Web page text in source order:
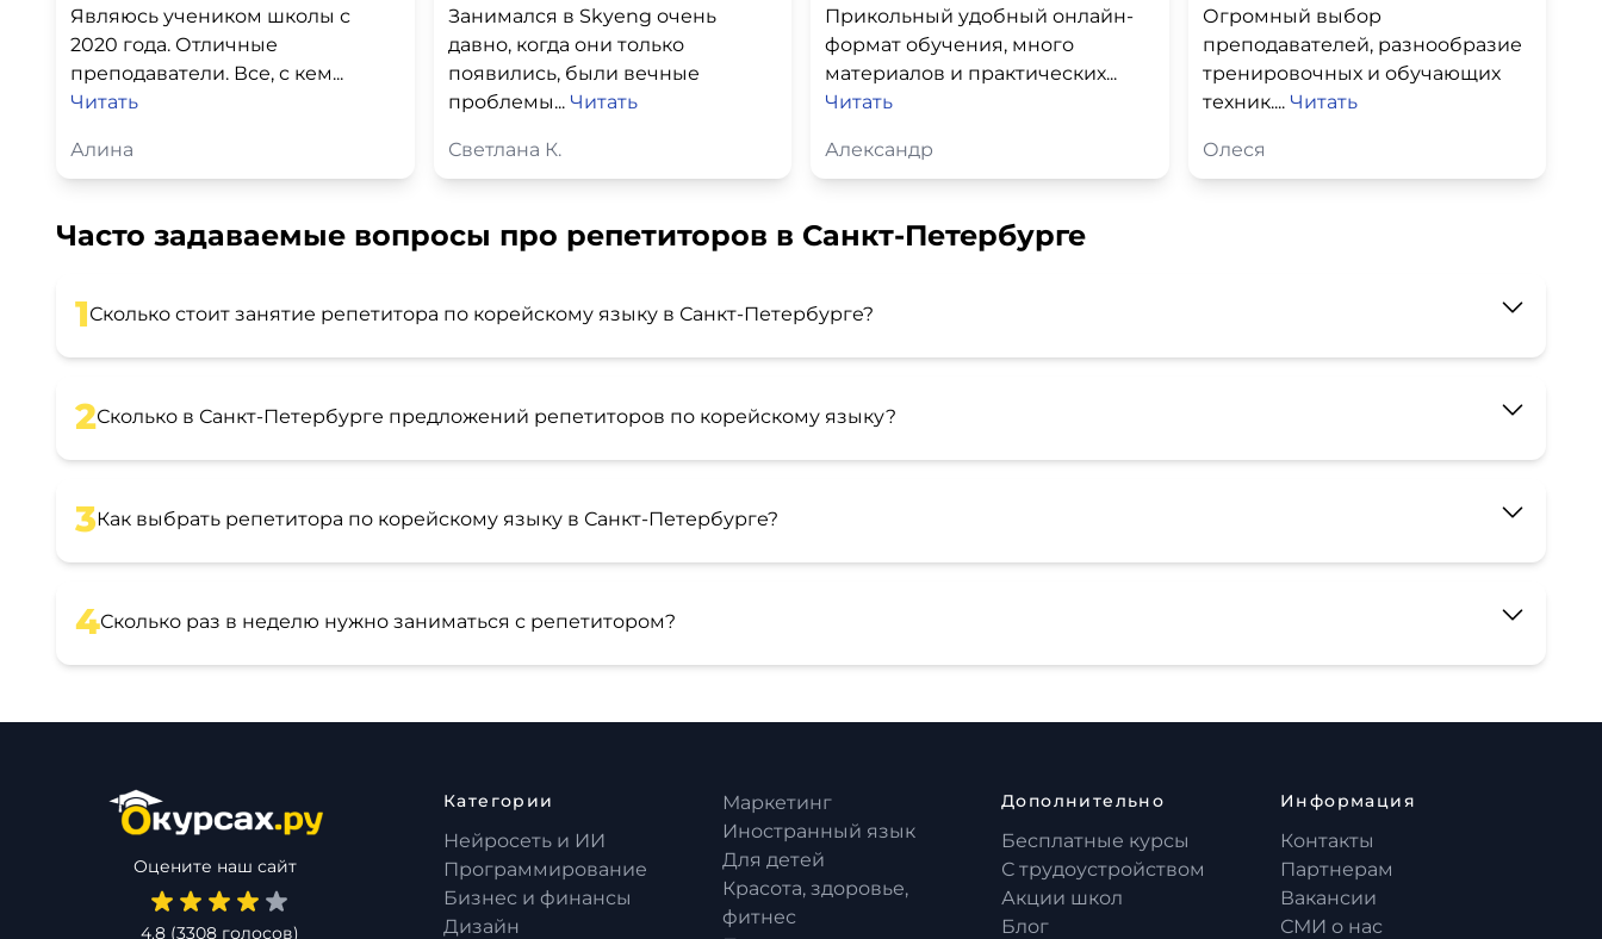
Являюсь учеником школы с
2020 года. Отличные
преподаватели. Все, с кем...
Читать
Алина
Занимался в Skyeng очень
давно, когда они только
появились, были вечные
проблемы... Читать
Светлана К.
Прикольный удобный онлайн-
формат обучения, много
материалов и практических...
Читать
Александр
Огромный выбор
преподавателей, разнообразие
тренировочных и обучающих
техник.... Читать
Олеся
Часто задаваемые вопросы про репетиторов в Санкт-Петербурге
1Сколько стоит занятие репетитора по корейскому языку в Санкт-Петербурге?
2Сколько в Санкт-Петербурге предложений репетиторов по корейскому языку?
3Как выбрать репетитора по корейскому языку в Санкт-Петербурге?
4Сколько раз в неделю нужно заниматься с репетитором?
Оцените наш сайт
4.8(3308голосов)
Категории
Нейросеть и ИИ
Программирование
Бизнес и финансы
Дизайн
Маркетинг
Иностранный язык
Для детей
Красота, здоровье,
фитнес
Дополнительно
Бесплатные курсы
С трудоустройством
Акции школ
Блог
Информация
Контакты
Партнерам
Вакансии
СМИ о нас